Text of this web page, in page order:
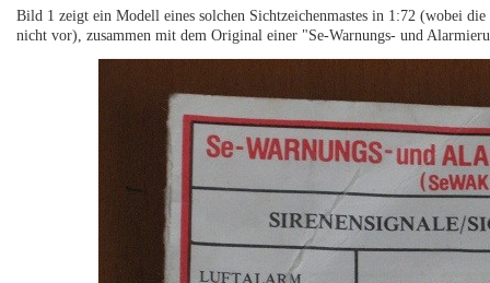
Bild 1 zeigt ein Modell eines solchen Sichtzeichenmastes in 1:72 (wobei
nicht vor), zusammen mit dem Original einer "Se-Warnungs- und